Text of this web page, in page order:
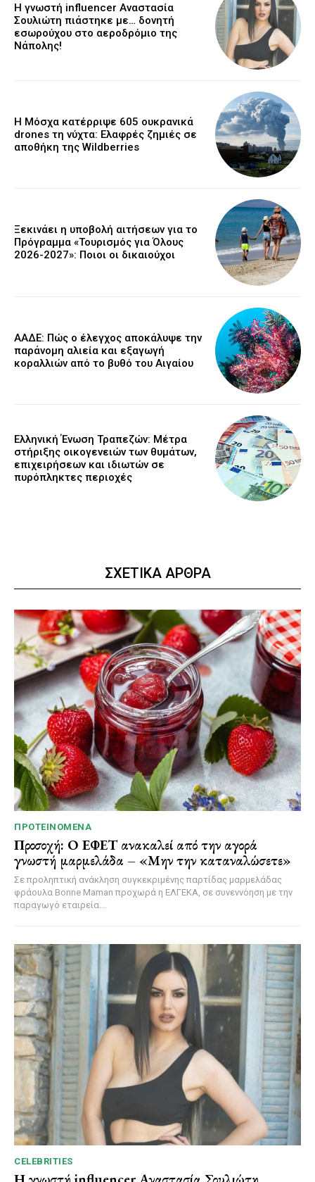
Η γνωστή influencer Αναστασία
Σουλιώτη πιάστηκε με… δονητή
εσωρούχου στο αεροδρόμιο της
Νάπολης!
Η Μόσχα κατέρριψε 605 ουκρανικά
drones τη νύχτα: Ελαφρές ζημιές σε
αποθήκη της Wildberries
Ξεκινάει η υποβολή αιτήσεων για το
Πρόγραμμα «Τουρισμός για Όλους
2026-2027»: Ποιοι οι δικαιούχοι
ΑΑΔΕ: Πώς ο έλεγχος αποκάλυψε την
παράνομη αλιεία και εξαγωγή
κοραλλιών από το βυθό του Αιγαίου
Ελληνική Ένωση Τραπεζών: Μέτρα
στήριξης οικογενειών των θυμάτων,
επιχειρήσεων και ιδιωτών σε
πυρόπληκτες περιοχές
ΣΧΕΤΙΚΑ ΑΡΘΡΑ
ΠΡΟΤΕΙΝΌΜΕΝΑ
Προσοχή: Ο ΕΦΕΤ ανακαλεί από την αγορά
γνωστή μαρμελάδα – «Μην την καταναλώσετε»
Σε προληπτική ανάκληση συγκεκριμένης παρτίδας μαρμελάδας
φράουλα Bonne Maman προχωρά η ΕΛΓΕΚΑ, σε συνεννόηση με την
παραγωγό εταιρεία...
CELEBRITIES